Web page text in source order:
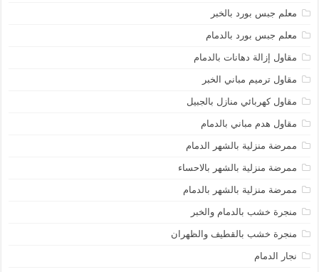
معلم جبس بورد بالخبر
معلم جبس بورد بالدمام
مقاول إزالة دهانات بالدمام
مقاول ترميم مباني الخبر
مقاول كهربائي منازل بالجبيل
مقاول هدم مباني بالدمام
ممرضة منزلية بالشهر الدمام
ممرضة منزلية بالشهر بالاحساء
ممرضة منزلية بالشهر بالدمام
منجرة خشب بالدمام والخبر
منجرة خشب بالقطيف والظهران
نجار الدمام